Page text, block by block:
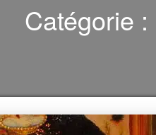
Catégorie :